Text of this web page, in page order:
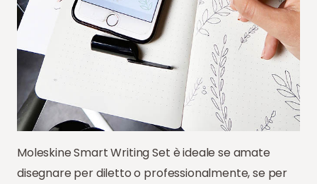
Moleskine Smart Writing Set è ideale se amate
disegnare per diletto o professionalmente, se per